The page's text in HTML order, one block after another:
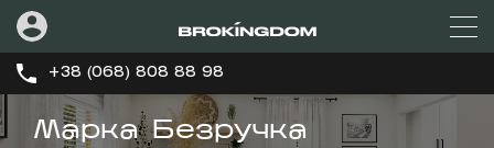
+38 (068) 808 88 98
Марка Безручка